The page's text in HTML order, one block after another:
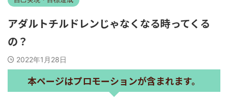
アダルトチルドレンじゃなくなる時ってくる
の？
2022年1月28日
本ページはプロモーションが含まれます。